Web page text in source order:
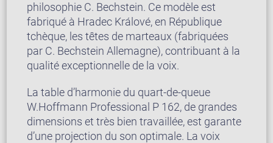
philosophie C. Bechstein. Ce modèle est
fabriqué à Hradec Králové, en République
tchèque, les têtes de marteaux (fabriquées
par C. Bechstein Allemagne), contribuant à la
qualité exceptionnelle de la voix.
La table d’harmonie du quart-de-queue
W.Hoffmann Professional P 162, de grandes
dimensions et très bien travaillée, est garante
d’une projection du son optimale. La voix